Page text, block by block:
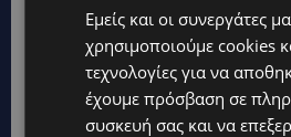
Εμείς και οι συνεργάτες
χρησιμοποιούμε cookies
τεχνολογίες για να
έχουμε πρόσβαση σε
συσκευή σας και να